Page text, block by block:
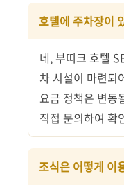
호텔에 주차장이
네, 부띠크 호텔
차 시설이 마련되
요금 정책은 변동
직접 문의하여 확
조식은 어떻게 이